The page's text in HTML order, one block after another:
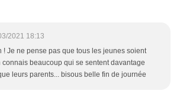
2021 18:13
! Je ne pense pas que tous les jeunes soient
connais beaucoup qui se sentent davantage
leurs parents... bisous belle fin de journée